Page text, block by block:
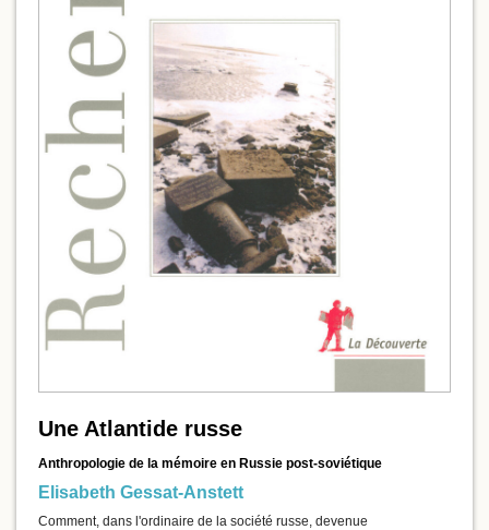
Une Atlantide russe
Anthropologie de la mémoire en Russie post-soviétique
Elisabeth Gessat-Anstett
Comment, dans l'ordinaire de la société russe, devenue